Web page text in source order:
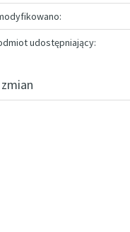
udostępniający: